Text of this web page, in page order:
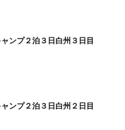
ンプ２泊３日白州３日目
ンプ２泊３日白州２日目